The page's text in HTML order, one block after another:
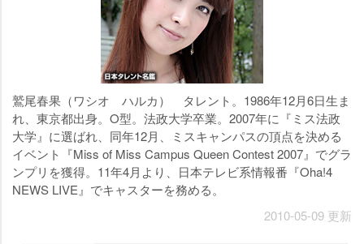
鷲尾春果（ワシオ ハルカ） タレント。1986年12月6日生ま
れ、東京都出身。O型。法政大学卒業。2007年に『ミス法政
大学』に選ばれ、同年12月、ミスキャンパスの頂点を決める
イベント『Miss of Miss Campus Queen Contest 2007』でグラ
ンプリを獲得。11年4月より、日本テレビ系情報番『Oha!4
NEWS LIVE』でキャスターを務める。
2010-05-09 更新